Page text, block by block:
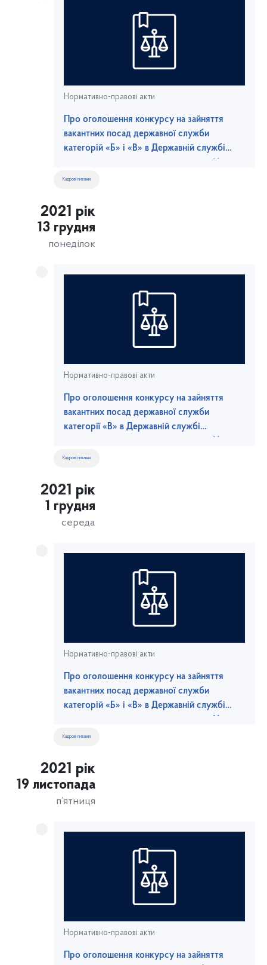
Нормативно-правові акти
Про оголошення конкурсу на зайняття
вакантних посад державної служби
категорій «Б» і «В» в Державній службі
Кадрові питання
2021 рік
13 грудня
понеділок
Нормативно-правові акти
Про оголошення конкурсу на зайняття
вакантних посад державної служби
категорії «В» в Державній службі
Кадрові питання
2021 рік
1 грудня
середа
Нормативно-правові акти
Про оголошення конкурсу на зайняття
вакантних посад державної служби
категорій «Б» і «В» в Державній службі
Кадрові питання
2021 рік
19 листопада
п’ятниця
Нормативно-правові акти
Про оголошення конкурсу на зайняття